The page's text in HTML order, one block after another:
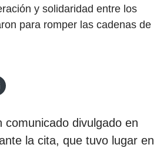
y solidaridad entre los
para romper las cadenas de
comunicado divulgado en
la cita, que tuvo lugar en